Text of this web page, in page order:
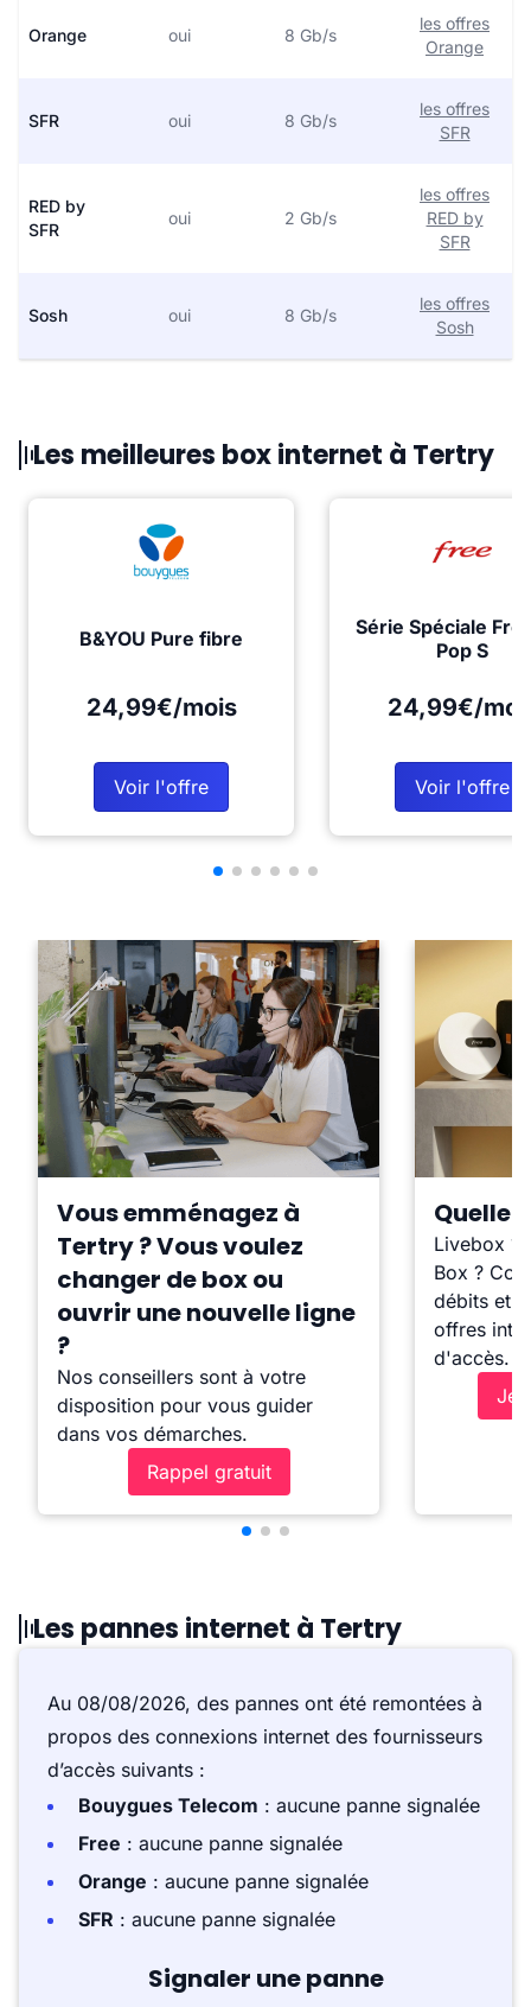
Orange oui 8 Gb/s
les offres
Orange
SFR oui 8 Gb/s
les offres
SFR
RED by
SFR
oui 2 Gb/s
les offres
RED by
SFR
Sosh oui 8 Gb/s
les offres
Sosh
Les meilleures box internet à Tertry
B&YOU Pure fibre
24,99€/mois
Voir l'offre
Série Spéciale
Pop S
24,99€/
Voir l'offre
Vous emménagez à
Tertry ? Vous voulez
changer de box ou
ouvrir une nouvelle ligne
?
Nos conseillers sont à votre
disposition pour vous guider
dans vos démarches.
Rappel gratuit
Quelle
Livebox ?
Box ?
débits et
offres
d'accès.
Je
Les pannes internet à Tertry
Au 08/08/2026, des pannes ont été remontées à
propos des connexions internet des fournisseurs
d’accès suivants :
Bouygues Telecom : aucune panne signalée
Free : aucune panne signalée
Orange : aucune panne signalée
SFR : aucune panne signalée
Signaler une panne